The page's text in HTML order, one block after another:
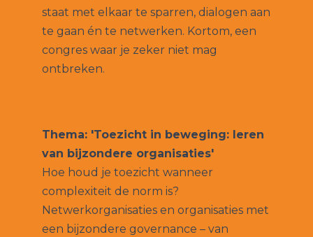
staat met elkaar te sparren, dialogen aan
te gaan én te netwerken. Kortom, een
congres waar je zeker niet mag
ontbreken.
Thema: 'Toezicht in beweging: leren
van bijzondere organisaties'
Hoe houd je toezicht wanneer
complexiteit de norm is?
Netwerkorganisaties en organisaties met
een bijzondere governance – van